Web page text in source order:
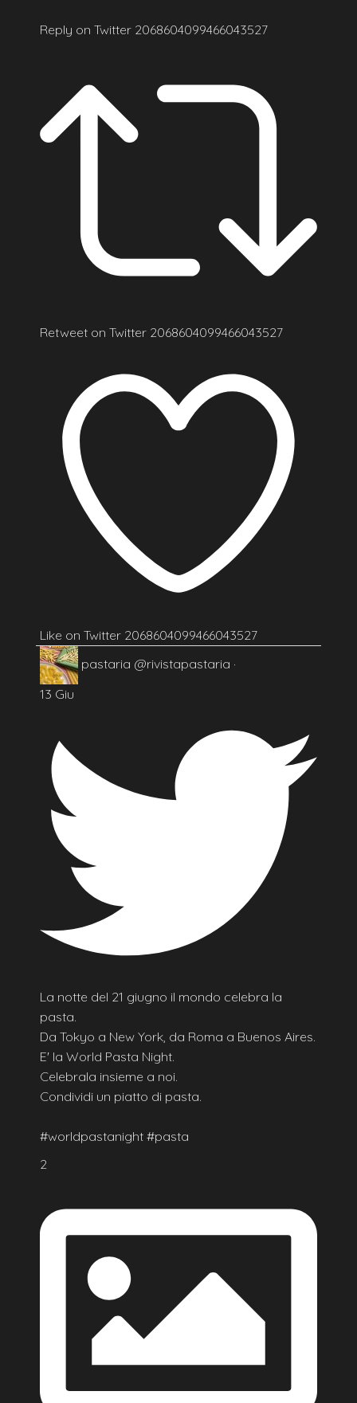
Reply on Twitter 2068604099466043527
Retweet on Twitter 2068604099466043527
Like on Twitter 2068604099466043527
pastaria @rivistapastaria ·
13 Giu
La notte del 21 giugno il mondo celebra la
pasta.
Da Tokyo a New York, da Roma a Buenos Aires.
E' la World Pasta Night.
Celebrala insieme a noi.
Condividi un piatto di pasta.
#worldpastanight #pasta
2